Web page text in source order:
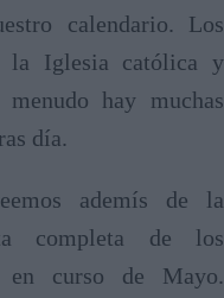
calendario. Los
la Iglesia católica y
hay muchas
día.
ademís de la
completa de los
en curso de Mayo.